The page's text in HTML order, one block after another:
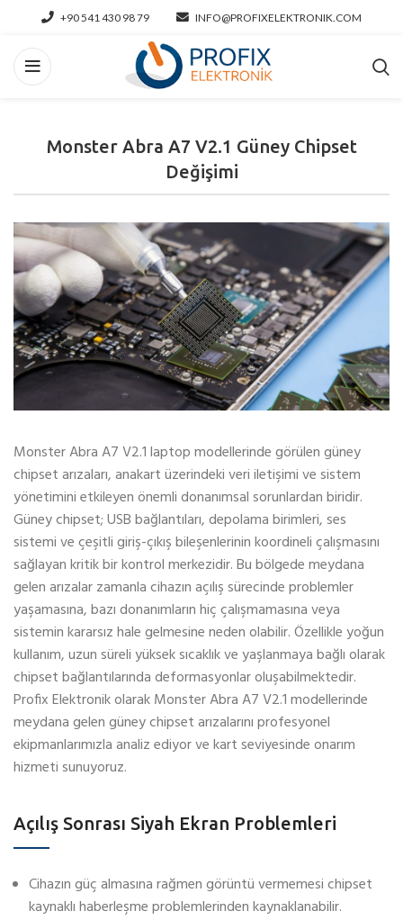
+90 541 430 98 79 INFO@PROFIXELEKTRONIK.COM
Monster Abra A7 V2.1 Güney Chipset
Değişimi
Monster Abra A7 V2.1 laptop modellerinde görülen güney
chipset arızaları, anakart üzerindeki veri iletişimi ve sistem
yönetimini etkileyen önemli donanımsal sorunlardan biridir.
Güney chipset; USB bağlantıları, depolama birimleri, ses
sistemi ve çeşitli giriş-çıkış bileşenlerinin koordineli çalışmasını
sağlayan kritik bir kontrol merkezidir. Bu bölgede meydana
gelen arızalar zamanla cihazın açılış sürecinde problemler
yaşamasına, bazı donanımların hiç çalışmamasına veya
sistemin kararsız hale gelmesine neden olabilir. Özellikle yoğun
kullanım, uzun süreli yüksek sıcaklık ve yaşlanmaya bağlı olarak
chipset bağlantılarında deformasyonlar oluşabilmektedir.
Profix Elektronik olarak Monster Abra A7 V2.1 modellerinde
meydana gelen güney chipset arızalarını profesyonel
ekipmanlarımızla analiz ediyor ve kart seviyesinde onarım
hizmeti sunuyoruz.
Açılış Sonrası Siyah Ekran Problemleri
Cihazın güç almasına rağmen görüntü vermemesi chipset
kaynaklı haberleşme problemlerinden kaynaklanabilir.